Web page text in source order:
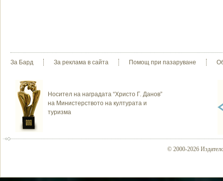
За Бард За реклама в сайта Помощ при пазаруване
Носител на наградата “Христо Г. Данов”
на Министерството на културата и
туризма
© 2000-2026